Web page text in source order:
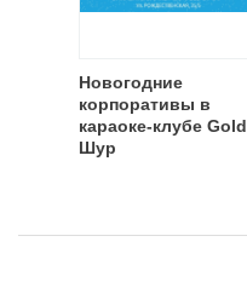
Новогодние
корпоративы в
караоке-клубе Gold
Шур